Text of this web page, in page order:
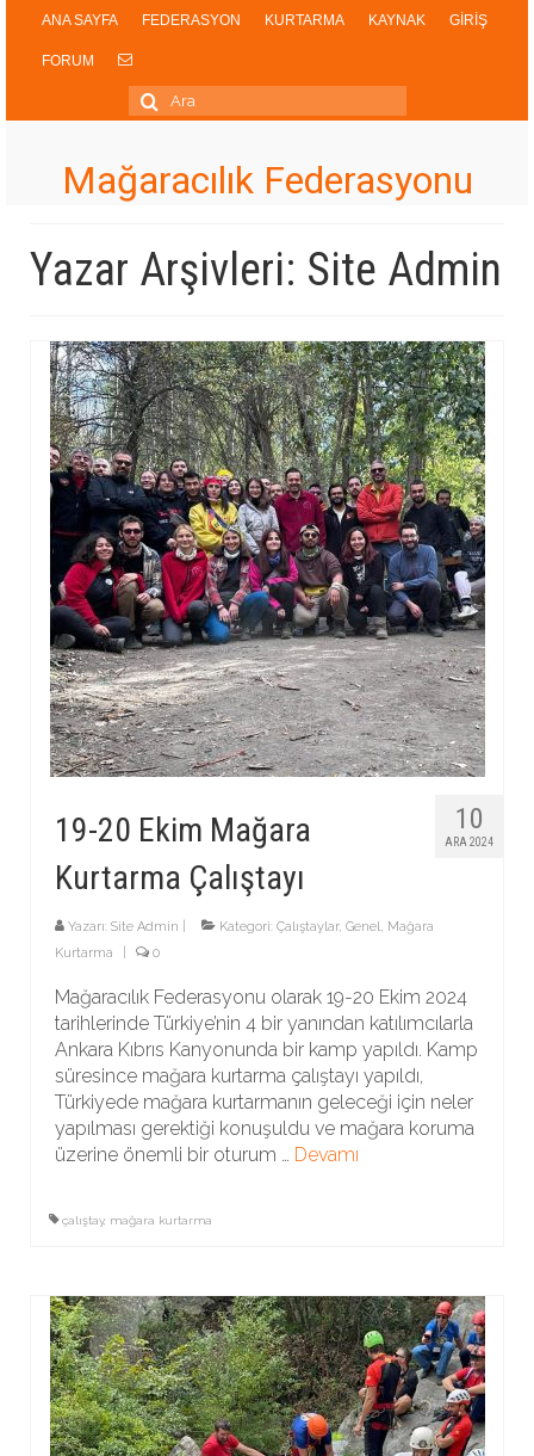
ANA SAYFA FEDERASYON KURTARMA KAYNAK GİRİŞ
FORUM
Şunu
ara:
Mağaracılık Federasyonu
Yazar Arşivleri: Site Admin
10
ARA 2024
19-20 Ekim Mağara
Kurtarma Çalıştayı
Yazarı: Site Admin Kategori: Çalıştaylar, Genel, Mağara
Kurtarma
0
Mağaracılık Federasyonu olarak 19-20 Ekim 2024
tarihlerinde Türkiye’nin 4 bir yanından katılımcılarla
Ankara Kıbrıs Kanyonunda bir kamp yapıldı. Kamp
süresince mağara kurtarma çalıştayı yapıldı,
Türkiyede mağara kurtarmanın geleceği için neler
yapılması gerektiği konuşuldu ve mağara koruma
üzerine önemli bir oturum … Devamı
çalıştay, mağara kurtarma